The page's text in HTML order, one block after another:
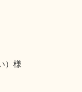
）様